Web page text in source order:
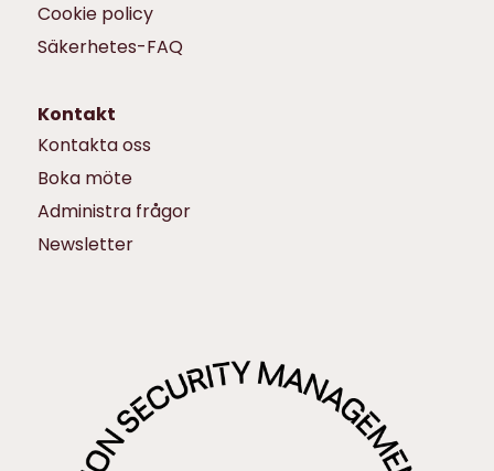
Cookie policy
Säkerhetes-FAQ
Kontakt
Kontakta oss
Boka möte
Administra frågor
Newsletter